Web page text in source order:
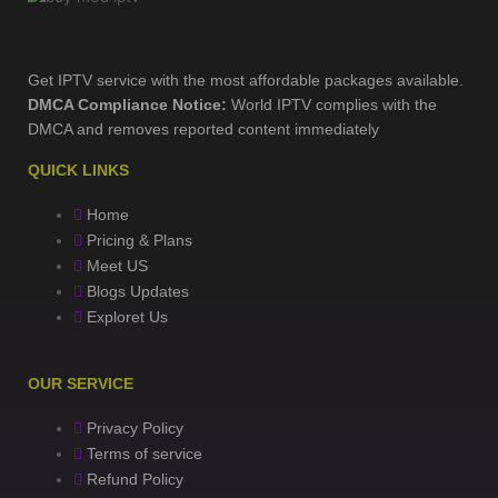
Get IPTV service with the most affordable packages available.
DMCA Compliance Notice: World IPTV complies with the
DMCA and removes reported content immediately
QUICK LINKS
Home
Pricing & Plans
Meet US
Blogs Updates
Exploret Us
OUR SERVICE
Privacy Policy
Terms of service
Refund Policy